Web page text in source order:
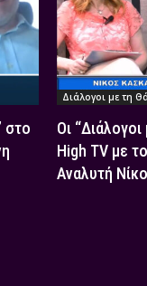
στο
Διάλογοι με τη
Οι
High TV με
Αναλυτή